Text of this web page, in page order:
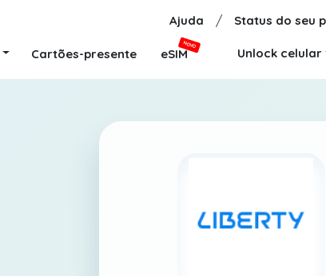
Ajuda / Status do seu
Cartões-presente eSIM
NOVO
Unlock celular